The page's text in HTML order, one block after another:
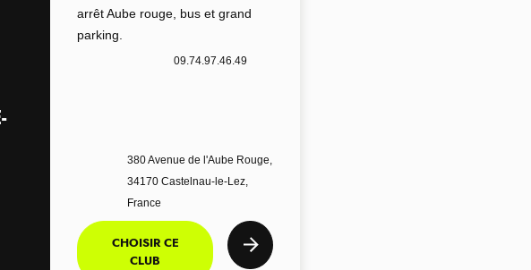
arrêt Aube rouge, bus et grand
parking.
09.74.97.46.49
380 Avenue de l'Aube Rouge,
34170 Castelnau-le-Lez,
France
CHOISIR CE
CLUB